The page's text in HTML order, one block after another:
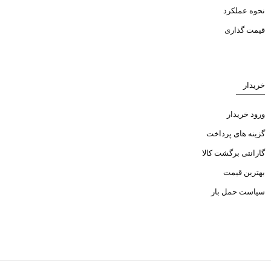
نحوه عملکرد
قیمت گذاری
خریدار
ورود خریدار
گزینه های پرداخت
گارانتی برگشت کالا
بهترین قیمت
سیاست حمل بار